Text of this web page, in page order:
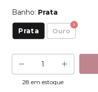
Banho: Prata
Prata Ouro
28 em estoque